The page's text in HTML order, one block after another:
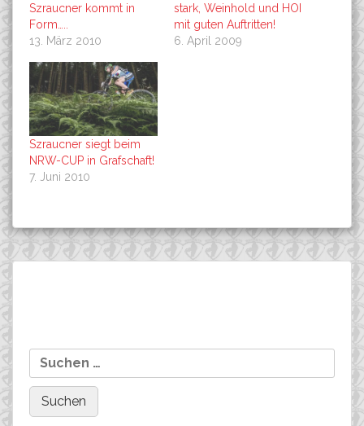
Szraucner kommt in
Form…..
13. März 2010
stark, Weinhold und HOI
mit guten Auftritten!
6. April 2009
Szraucner siegt beim
NRW-CUP in Grafschaft!
7. Juni 2010